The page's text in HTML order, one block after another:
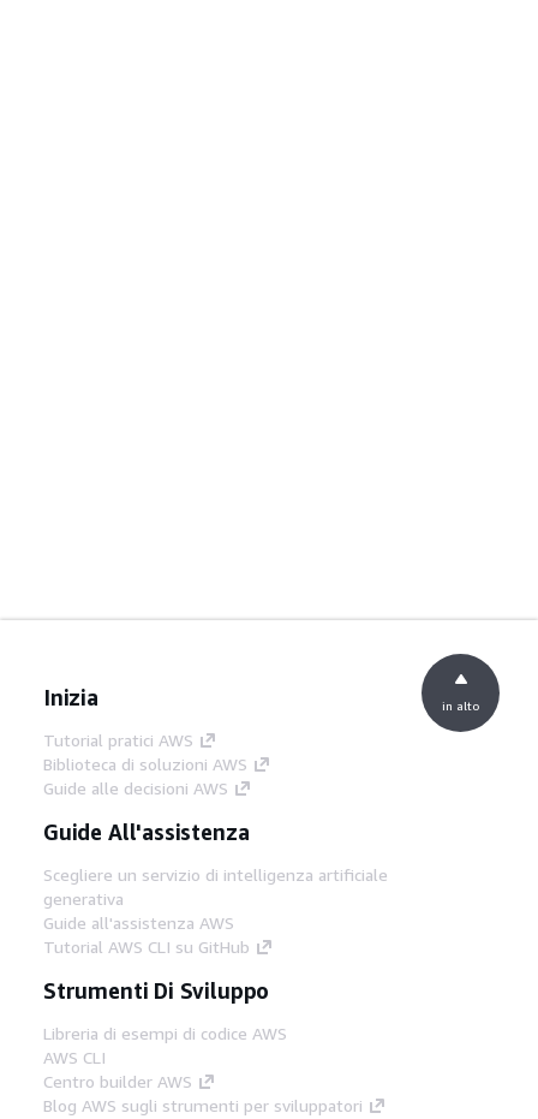
Inizia
Tutorial pratici AWS
Biblioteca di soluzioni AWS
Guide alle decisioni AWS
Guide All'assistenza
Scegliere un servizio di intelligenza artificiale
generativa
Guide all'assistenza AWS
Tutorial AWS CLI su GitHub
Strumenti Di Sviluppo
Libreria di esempi di codice AWS
AWS CLI
Centro builder AWS
Blog AWS sugli strumenti per sviluppatori
in alto